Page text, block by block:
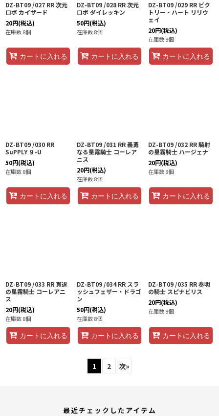
DZ-BT09 /027 RR 次元
ロボ カイザード
20円(税込)
在庫数 8個
カートに入れる
DZ-BT09 /028 RR 次元
ロボ ダイレッキン
50円(税込)
在庫数 8個
カートに入れる
DZ-BT09 /029 RR ビク
トリー・ハート リリウ
ェイ
20円(税込)
在庫数 8個
カートに入れる
DZ-BT09 /030 RR
SuPPLY ９-U
50円(税込)
在庫数 8個
カートに入れる
DZ-BT09 /031 RR 義勇
なる星霧騎士 コーレア
ニス
20円(税込)
在庫数 8個
カートに入れる
DZ-BT09 /032 RR 騎射
の星霧騎士 ハージェナ
20円(税込)
在庫数 8個
カートに入れる
DZ-BT09 /033 RR 貫遂
の星霧騎士 コーレアニ
ス
20円(税込)
在庫数 8個
カートに入れる
DZ-BT09 /034 RR スラ
ッシュフェザー・ドラゴ
ン
50円(税込)
在庫数 8個
カートに入れる
DZ-BT09 /035 RR 奏明
の騎士 スピナビリス
20円(税込)
在庫数 8個
カートに入れる
1 2 次»
最近チェックしたアイテム